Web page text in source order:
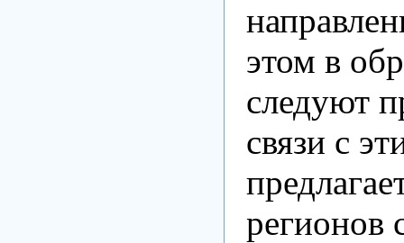
этом в
следуют
связи с
регионов